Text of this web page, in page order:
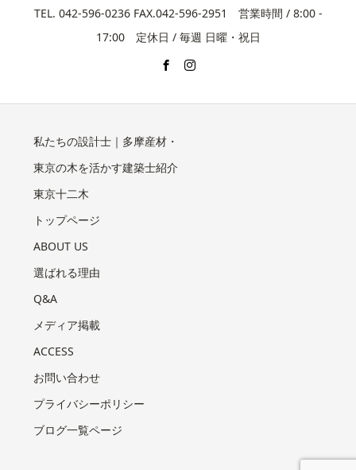
TEL. 042-596-0236 FAX.042-596-2951 営業時間 / 8:00 -
17:00 定休日 / 毎週 日曜・祝日
私たちの設計士｜多摩産材・
東京の木を活かす建築士紹介
東京十二木
トップページ
ABOUT US
選ばれる理由
Q&A
メディア掲載
ACCESS
お問い合わせ
プライバシーポリシー
ブログ一覧ページ